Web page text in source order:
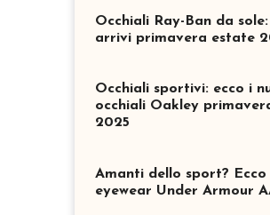
Occhiali Ray-Ban da
arrivi primavera estate
Occhiali sportivi: ecco i
occhiali Oakley
2025
Amanti dello sport? Ecco
eyewear Under Armour